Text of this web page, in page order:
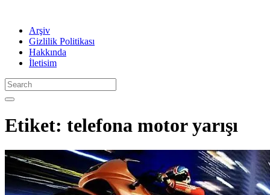
Arşiv
Gizlilik Politikası
Hakkında
İletisim
Etiket: telefona motor yarışı